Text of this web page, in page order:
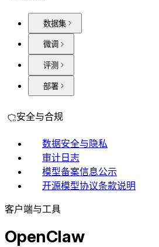
数据集
微调
评测
部署
安全与合规
数据安全与隐私
审计日志
模型备案信息公示
开源模型协议条款说明
客户端与工具
OpenClaw